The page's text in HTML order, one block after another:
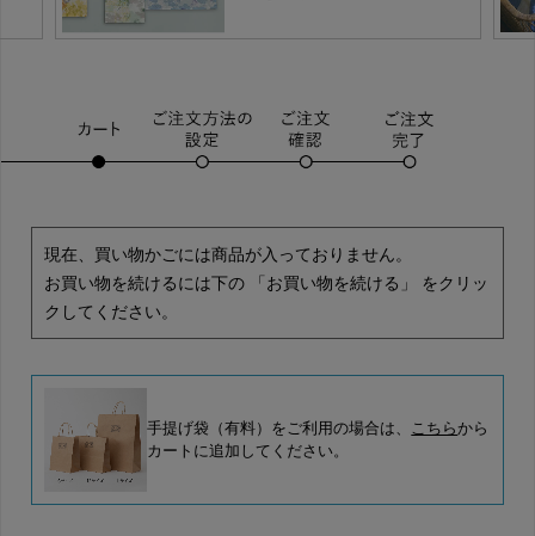
現在、買い物かごには商品が入っておりません。
お買い物を続けるには下の 「お買い物を続ける」 をクリッ
クしてください。
手提げ袋（有料）をご利用の場合は、 こちらから
カートに追加してください。